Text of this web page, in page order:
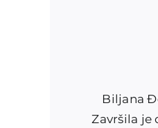
Biljana
Završila je